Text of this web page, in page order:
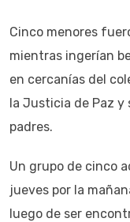
Cinco menores
mientras ingerían
en cercanías del
la Justicia de Paz y
padres.
Un grupo de cinco
jueves por la
luego de ser